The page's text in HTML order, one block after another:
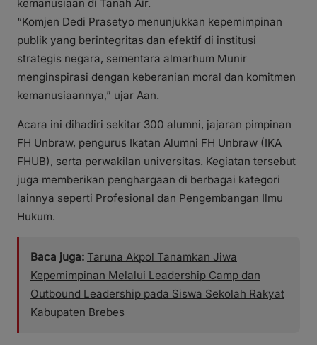
kemanusiaan di Tanah Air.
“Komjen Dedi Prasetyo menunjukkan kepemimpinan
publik yang berintegritas dan efektif di institusi
strategis negara, sementara almarhum Munir
menginspirasi dengan keberanian moral dan komitmen
kemanusiaannya,” ujar Aan.
Acara ini dihadiri sekitar 300 alumni, jajaran pimpinan
FH Unbraw, pengurus Ikatan Alumni FH Unbraw (IKA
FHUB), serta perwakilan universitas. Kegiatan tersebut
juga memberikan penghargaan di berbagai kategori
lainnya seperti Profesional dan Pengembangan Ilmu
Hukum.
Baca juga: Taruna Akpol Tanamkan Jiwa
Kepemimpinan Melalui Leadership Camp dan
Outbound Leadership pada Siswa Sekolah Rakyat
Kabupaten Brebes